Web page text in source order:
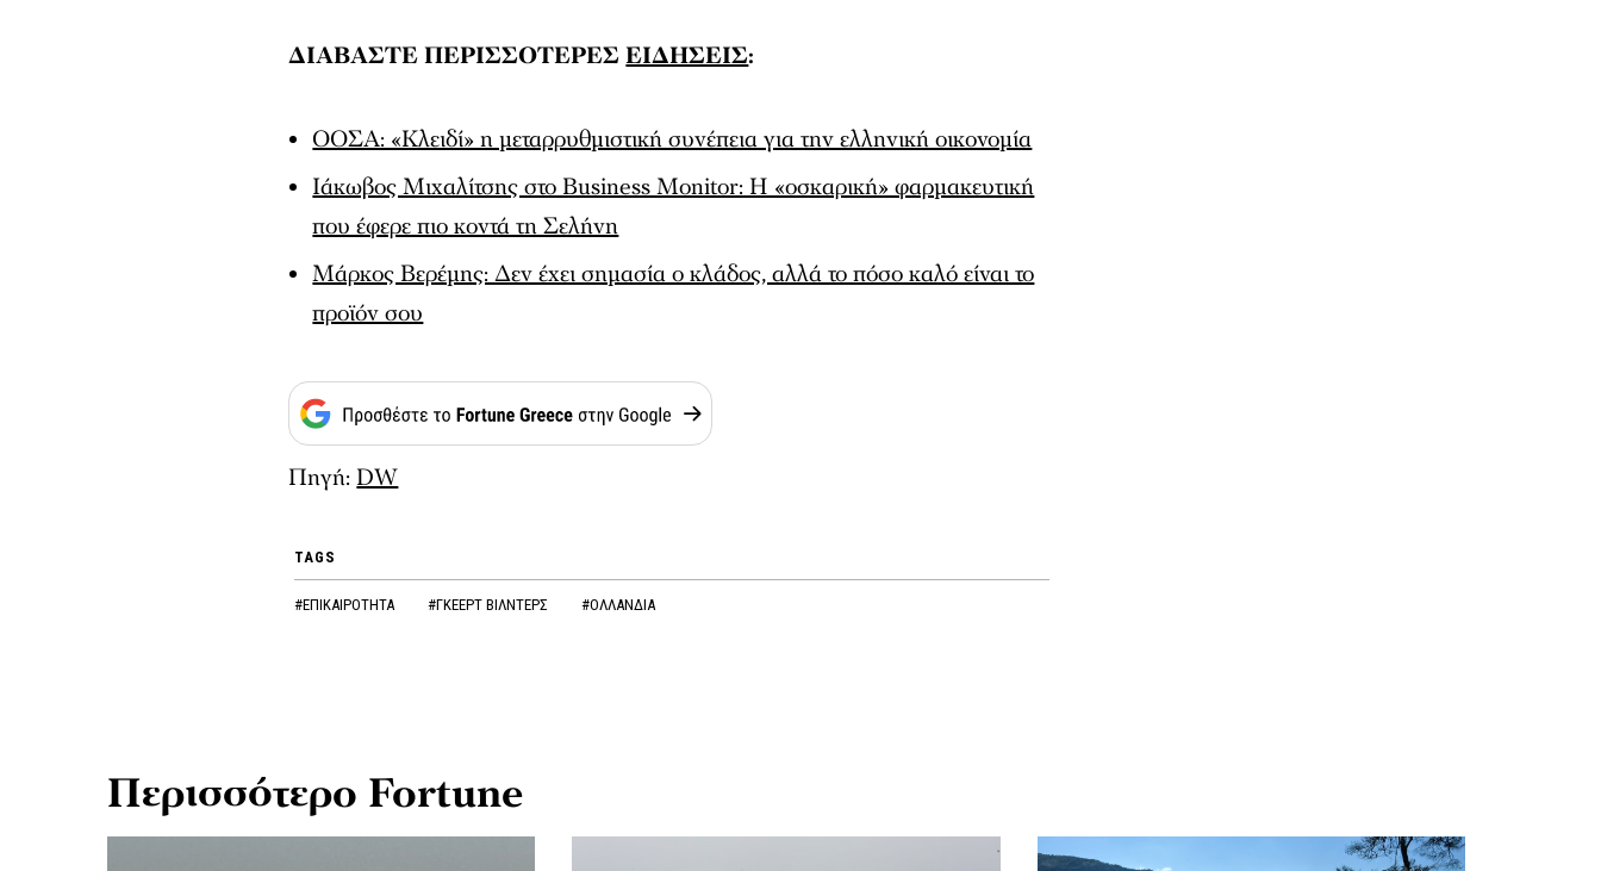
ΔΙΑΒΑΣΤΕ ΠΕΡΙΣΣΟΤΕΡΕΣΕΙΔΗΣΕΙΣ:
ΟΟΣΑ: «Κλειδί» η μεταρρυθμιστική συνέπεια για την ελληνική οικονομία
Ιάκωβος Μιχαλίτσης στο Business Monitor: Η «οσκαρική» φαρµακευτική
που έφερε πιο κοντά τη Σελήνη
Μάρκος Βερέμης: Δεν έχει σημασία ο κλάδος, αλλά το πόσο καλό είναι το
προϊόν σου
Πηγή:DW
TAGS
#ΕΠΙΚΑΙΡΟΤΗΤΑ #ΓΚΕΕΡΤ ΒΙΛΝΤΕΡΣ #ΟΛΛΑΝΔΙΑ
Περισσότερο Fortune